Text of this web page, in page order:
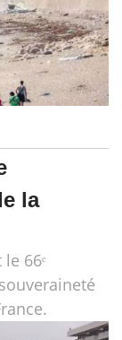
la
66ᵉ